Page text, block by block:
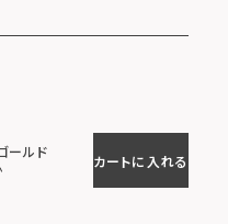
ールド カートに入れる